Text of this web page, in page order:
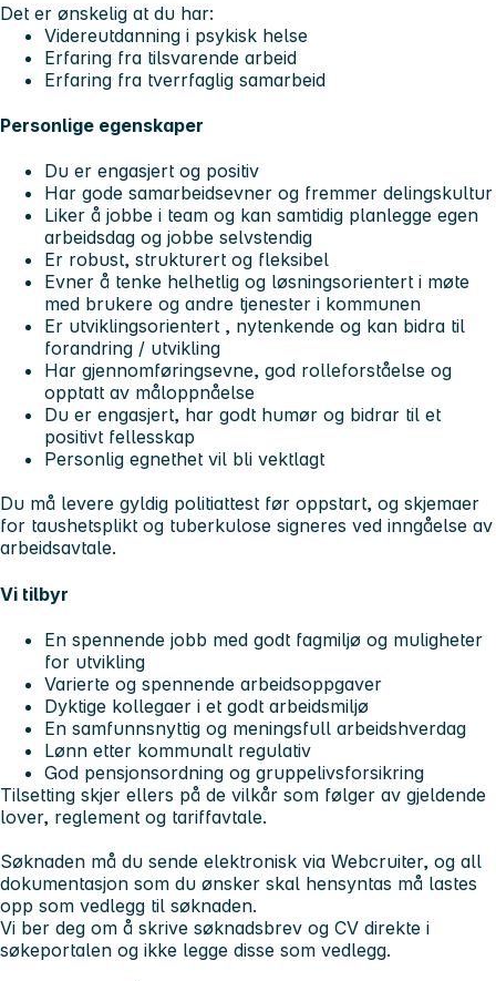
Det er ønskelig at du har:
Videreutdanning i psykisk helse
Erfaring fra tilsvarende arbeid
Erfaring fra tverrfaglig samarbeid
Personlige egenskaper
Du er engasjert og positiv
Har gode samarbeidsevner og fremmer delingskultur
Liker å jobbe i team og kan samtidig planlegge egen
arbeidsdag og jobbe selvstendig
Er robust, strukturert og fleksibel
Evner å tenke helhetlig og løsningsorientert i møte
med brukere og andre tjenester i kommunen
Er utviklingsorientert , nytenkende og kan bidra til
forandring / utvikling
Har gjennomføringsevne, god rolleforståelse og
opptatt av måloppnåelse
Du er engasjert, har godt humør og bidrar til et
positivt fellesskap
Personlig egnethet vil bli vektlagt
Du må levere gyldig politiattest før oppstart, og skjemaer
for taushetsplikt og tuberkulose signeres ved inngåelse av
arbeidsavtale.
Vi tilbyr
En spennende jobb med godt fagmiljø og muligheter
for utvikling
Varierte og spennende arbeidsoppgaver
Dyktige kollegaer i et godt arbeidsmiljø
En samfunnsnyttig og meningsfull arbeidshverdag
Lønn etter kommunalt regulativ
God pensjonsordning og gruppelivsforsikring
Tilsetting skjer ellers på de vilkår som følger av gjeldende
lover, reglement og tariffavtale.
Søknaden må du sende elektronisk via Webcruiter, og all
dokumentasjon som du ønsker skal hensyntas må lastes
opp som vedlegg til søknaden.
Vi ber deg om å skrive søknadsbrev og CV direkte i
søkeportalen og ikke legge disse som vedlegg.